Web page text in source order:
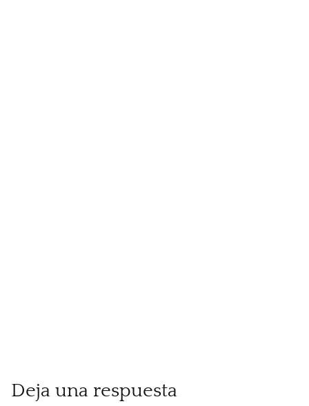
Deja una respuesta